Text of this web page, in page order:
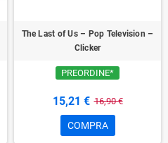
The Last of Us – Pop Television –
Clicker
PREORDINE*
15,21 € 16,90 €
COMPRA